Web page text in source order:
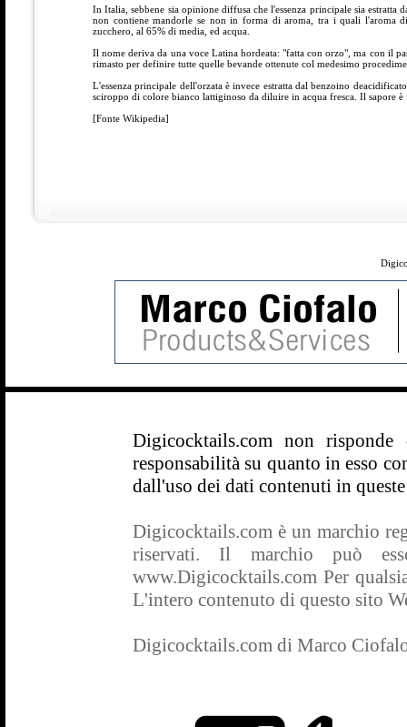
In Italia, sebbene sia opinione diffusa che l'essenza principale sia
non contiene mandorle se non in forma di aroma, tra i quali l'aroma
zucchero, al 65% di media, ed acqua.
Il nome deriva da una voce Latina hordeata: "fatta con orzo", ma con il
rimasto per definire tutte quelle bevande ottenute col medesimo
L'essenza principale dell'orzata è invece estratta dal benzoino
sciroppo di colore bianco lattiginoso da diluire in acqua fresca. Il sapore
[Fonte Wikipedia]
Digicocktails.com non
responsabilità su quanto in esso
dall'uso dei dati contenuti in
Digicocktails.com è un marchio
riservati. Il marchio può
www.Digicocktails.com Per
L'intero contenuto di questo sito
Digicocktails.com di Marco